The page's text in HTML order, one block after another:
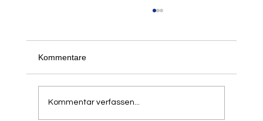
Schon jetzt freuen wir uns, alle informieren zu
Kommentare
Kommentar verfassen...